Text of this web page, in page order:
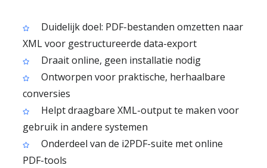
Duidelijk doel: PDF-bestanden omzetten naar
XML voor gestructureerde data-export
Draait online, geen installatie nodig
Ontworpen voor praktische, herhaalbare
conversies
Helpt draagbare XML-output te maken voor
gebruik in andere systemen
Onderdeel van de i2PDF-suite met online
PDF-tools